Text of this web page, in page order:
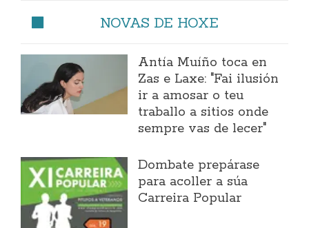
NOVAS DE HOXE
Antía Muíño toca en
Zas e Laxe: "Fai ilusión
ir a amosar o teu
traballo a sitios onde
sempre vas de lecer"
Dombate prepárase
para acoller a súa
Carreira Popular